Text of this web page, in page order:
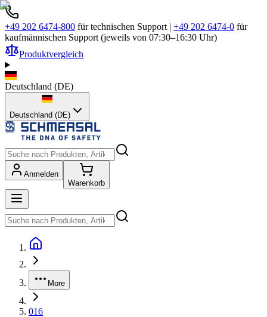
+49 202 6474-800 für technischen Support | +49 202 6474-0 für
kaufmännischen Support (jeweils von 07:30–16:30 Uhr)
Produktvergleich
Deutschland (DE)
Deutschland (DE)
Anmelden
Warenkorb
More
016